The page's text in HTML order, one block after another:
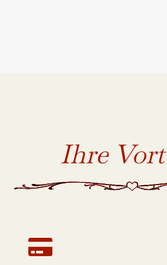
Ihre
